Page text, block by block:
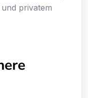
privatem